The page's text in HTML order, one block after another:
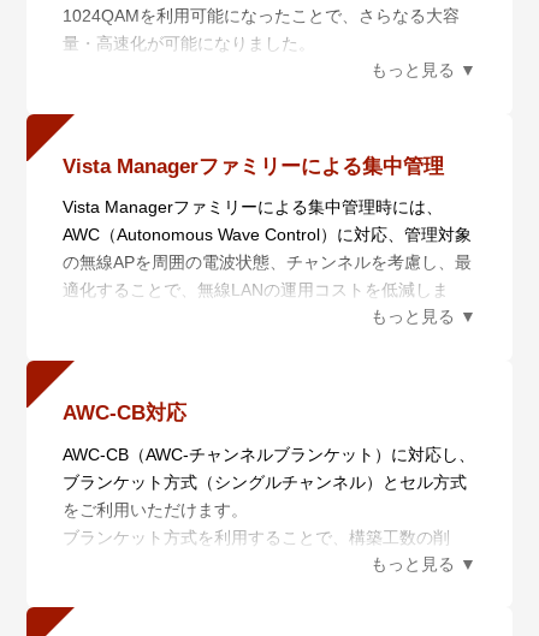
1024QAMを利用可能になったことで、さらなる大容
量・高速化が可能になりました。
トにデータの送信を行うことができるようになり、従
来規格と比べて低遅延での通信が可能になりました。
・ 無線クライアントの収容数増大
OFDMAに対応し、従来のOFDMと比べて機器の通信
の順番待ちが発生しない同時通信を実現しました。こ
れにより低遅延での通信が可能となります。
Vista Managerファミリーによる集中管理
Vista Managerファミリーによる集中管理時には、
AWC（Autonomous Wave Control）に対応、管理対象
の無線APを周囲の電波状態、チャンネルを考慮し、最
適化することで、無線LANの運用コストを低減しま
す。 また、設置エリアごとにマップを作成して監視す
レート化して複数の無線APに適用できるため、導入や
運用時の変更にかかる工数を削減できます。
AWC-CB対応
AWC-CB（AWC-チャンネルブランケット）に対応し、
ブランケット方式（シングルチャンネル）とセル方式
をご利用いただけます。
ブランケット方式を利用することで、構築工数の削
減、ローミングやスティッキー端末問題の解消を実現
大容量通信にはセル方式を利用することで、ご利用の